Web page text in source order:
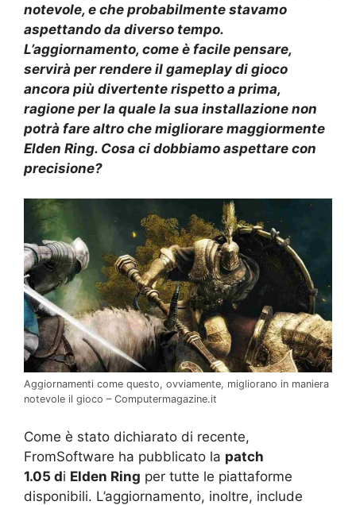
notevole, e che probabilmente stavamo
aspettando da diverso tempo.
L’aggiornamento, come è facile pensare,
servirà per rendere il gameplay di gioco
ancora più divertente rispetto a prima,
ragione per la quale la sua installazione non
potrà fare altro che migliorare maggiormente
Elden Ring. Cosa ci dobbiamo aspettare con
precisione?
Aggiornamenti come questo, ovviamente, migliorano in maniera
notevole il gioco – Computermagazine.it
Come è stato dichiarato di recente,
FromSoftware ha pubblicato la patch
1.05 di Elden Ring per tutte le piattaforme
disponibili. L’aggiornamento, inoltre, include